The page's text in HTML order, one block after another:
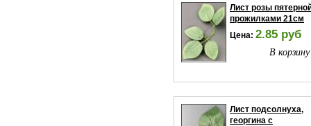
Лист розы
прожилками 21см
Цена: 2.85 руб
В
Лист подсолнуха,
георгина с